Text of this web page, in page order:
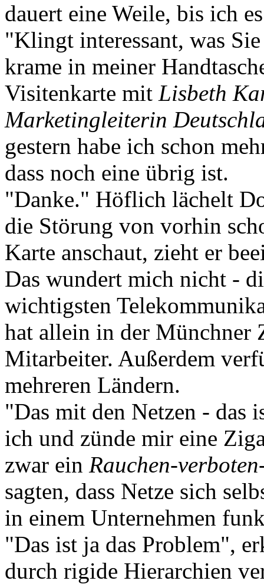
dauert eine Weile, bis ich
"Klingt interessant, was
krame in meiner
Visitenkarte mit Lisbeth
Marketingleiterin
gestern habe ich schon
dass noch eine übrig ist.
"Danke." Höflich lächelt
die Störung von vorhin
Karte anschaut, zieht er
Das wundert mich nicht -
wichtigsten
hat allein in der Münchner
Mitarbeiter. Außerdem
mehreren Ländern.
"Das mit den Netzen - das
ich und zünde mir eine
zwar ein Rauchen-verboten
sagten, dass Netze sich
in einem Unternehmen
"Das ist ja das Problem",
durch rigide Hierarchien